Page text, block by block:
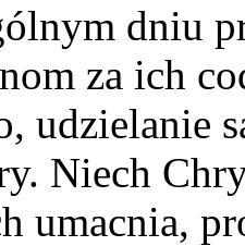
dniu
za ich
udzielanie
Niech
umacnia,